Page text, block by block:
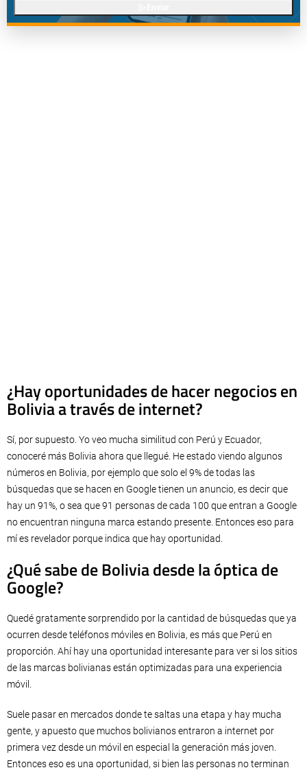
¿Hay oportunidades de hacer negocios en
Bolivia a través de internet?
Sí, por supuesto. Yo veo mucha similitud con Perú y Ecuador,
conoceré más Bolivia ahora que llegué. He estado viendo algunos
números en Bolivia, por ejemplo que solo el 9% de todas las
búsquedas que se hacen en Google tienen un anuncio, es decir que
hay un 91%, o sea que 91 personas de cada 100 que entran a Google
no encuentran ninguna marca estando presente. Entonces eso para
mí es revelador porque indica que hay oportunidad.
¿Qué sabe de Bolivia desde la óptica de
Google?
Quedé gratamente sorprendido por la cantidad de búsquedas que ya
ocurren desde teléfonos móviles en Bolivia, es más que Perú en
proporción. Ahí hay una oportunidad interesante para ver si los sitios
de las marcas bolivianas están optimizadas para una experiencia
móvil.
Suele pasar en mercados donde te saltas una etapa y hay mucha
gente, y apuesto que muchos bolivianos entraron a internet por
primera vez desde un móvil en especial la generación más joven.
Entonces eso es una oportunidad, si bien las personas no terminan